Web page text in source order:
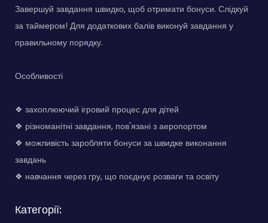
Завершуй завдання швидко, щоб отримати бонуси. Слідкуй
за таймером! Для додаткових балів виконуй завдання у
правильному порядку.
Особливості
❖ захоплюючий ігровий процес для дітей
❖ різноманітні завдання, пов'язані з аеропортом
❖ можливість заробляти бонуси за швидке виконання
завдань
❖ навчання через гру, що поєднує розваги та освіту
Категорії: